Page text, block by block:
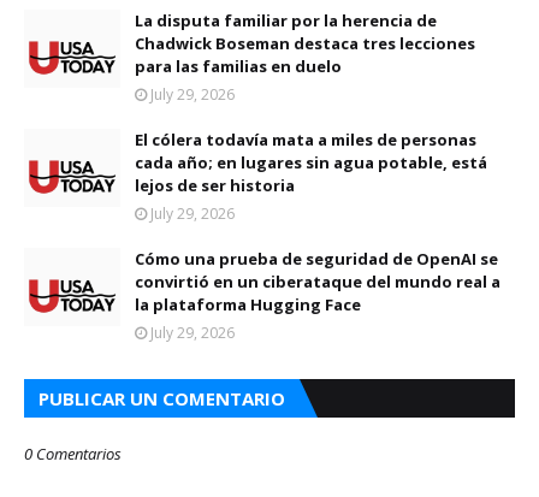
La disputa familiar por la herencia de
Chadwick Boseman destaca tres lecciones
para las familias en duelo
July 29, 2026
El cólera todavía mata a miles de personas
cada año; en lugares sin agua potable, está
lejos de ser historia
July 29, 2026
Cómo una prueba de seguridad de OpenAI se
convirtió en un ciberataque del mundo real a
la plataforma Hugging Face
July 29, 2026
PUBLICAR UN COMENTARIO
0 Comentarios